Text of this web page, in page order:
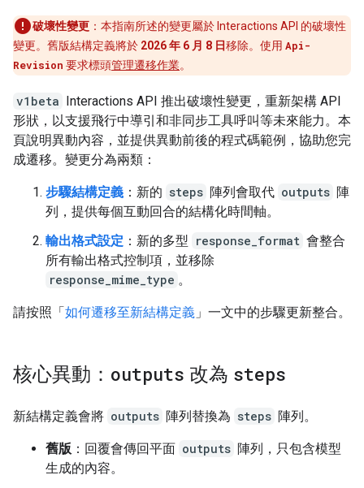
破壞性變更 ：本指南所述的變更屬於 Interactions API 的破壞性
變更。舊版結構定義將於 2026 年 6 月 8 日移除。使用 Api-
Revision 要求標頭管理遷移作業。
v1beta Interactions API 推出破壞性變更，重新架構 API
形狀，以支援飛行中導引和非同步工具呼叫等未來能力。本
頁說明異動內容，並提供異動前後的程式碼範例，協助您完
成遷移。變更分為兩類：
步驟結構定義 ：新的 steps 陣列會取代 outputs 陣
列，提供每個互動回合的結構化時間軸。
輸出格式設定 ：新的多型 response_format 會整合
所有輸出格式控制項，並移除
response_mime_type 。
請按照「如何遷移至新結構定義 」一文中的步驟更新整合。
核心異動： outputs 改為 steps
新結構定義會將 outputs 陣列替換為 steps 陣列。
舊版 ：回覆會傳回平面 outputs 陣列，只包含模型
生成的內容。